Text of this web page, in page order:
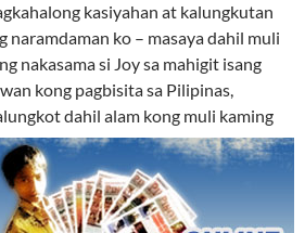
kasiyahan at kalungkutan
naramdaman ko – masaya dahil muli
nakasama si Joy sa mahigit isang
kong pagbisita sa Pilipinas,
dahil alam kong muli kaming